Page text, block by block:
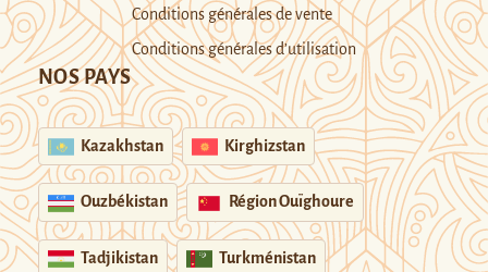
Conditions générales de vente
Conditions générales d’utilisation
NOS PAYS
Kazakhstan Kirghizstan
Ouzbékistan Région Ouïghoure
Tadjikistan Turkménistan